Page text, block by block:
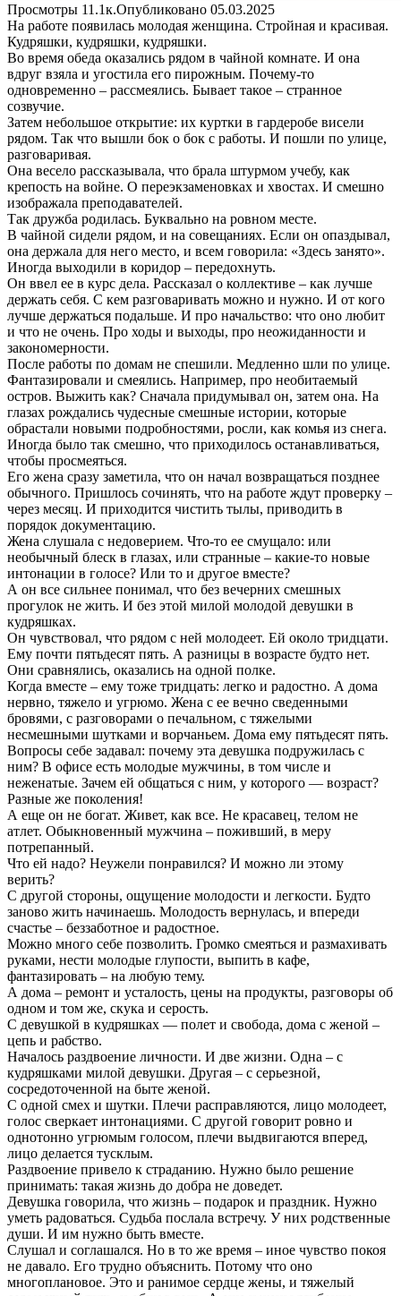
Просмотры 11.1к.Опубликовано 05.03.2025
На работе появилась молодая женщина. Стройная и красивая.
Кудряшки, кудряшки, кудряшки.
Во время обеда оказались рядом в чайной комнате. И она
вдруг взяла и угостила его пирожным. Почему-то
одновременно – рассмеялись. Бывает такое – странное
созвучие.
Затем небольшое открытие: их куртки в гардеробе висели
рядом. Так что вышли бок о бок с работы. И пошли по улице,
разговаривая.
Она весело рассказывала, что брала штурмом учебу, как
крепость на войне. О переэкзаменовках и хвостах. И смешно
изображала преподавателей.
Так дружба родилась. Буквально на ровном месте.
В чайной сидели рядом, и на совещаниях. Если он опаздывал,
она держала для него место, и всем говорила: «Здесь занято».
Иногда выходили в коридор – передохнуть.
Он ввел ее в курс дела. Рассказал о коллективе – как лучше
держать себя. С кем разговаривать можно и нужно. И от кого
лучше держаться подальше. И про начальство: что оно любит
и что не очень. Про ходы и выходы, про неожиданности и
закономерности.
После работы по домам не спешили. Медленно шли по улице.
Фантазировали и смеялись. Например, про необитаемый
остров. Выжить как? Сначала придумывал он, затем она. На
глазах рождались чудесные смешные истории, которые
обрастали новыми подробностями, росли, как комья из снега.
Иногда было так смешно, что приходилось останавливаться,
чтобы просмеяться.
Его жена сразу заметила, что он начал возвращаться позднее
обычного. Пришлось сочинять, что на работе ждут проверку –
через месяц. И приходится чистить тылы, приводить в
порядок документацию.
Жена слушала с недоверием. Что-то ее смущало: или
необычный блеск в глазах, или странные – какие-то новые
интонации в голосе? Или то и другое вместе?
А он все сильнее понимал, что без вечерних смешных
прогулок не жить. И без этой милой молодой девушки в
кудряшках.
Он чувствовал, что рядом с ней молодеет. Ей около тридцати.
Ему почти пятьдесят пять. А разницы в возрасте будто нет.
Они сравнялись, оказались на одной полке.
Когда вместе – ему тоже тридцать: легко и радостно. А дома
нервно, тяжело и угрюмо. Жена с ее вечно сведенными
бровями, с разговорами о печальном, с тяжелыми
несмешными шутками и ворчаньем. Дома ему пятьдесят пять.
Вопросы себе задавал: почему эта девушка подружилась с
ним? В офисе есть молодые мужчины, в том числе и
неженатые. Зачем ей общаться с ним, у которого — возраст?
Разные же поколения!
А еще он не богат. Живет, как все. Не красавец, телом не
атлет. Обыкновенный мужчина – поживший, в меру
потрепанный.
Что ей надо? Неужели понравился? И можно ли этому
верить?
С другой стороны, ощущение молодости и легкости. Будто
заново жить начинаешь. Молодость вернулась, и впереди
счастье – беззаботное и радостное.
Можно много себе позволить. Громко смеяться и размахивать
руками, нести молодые глупости, выпить в кафе,
фантазировать – на любую тему.
А дома – ремонт и усталость, цены на продукты, разговоры об
одном и том же, скука и серость.
С девушкой в кудряшках — полет и свобода, дома с женой –
цепь и рабство.
Началось раздвоение личности. И две жизни. Одна – с
кудряшками милой девушки. Другая – с серьезной,
сосредоточенной на быте женой.
С одной смех и шутки. Плечи расправляются, лицо молодеет,
голос сверкает интонациями. С другой говорит ровно и
однотонно угрюмым голосом, плечи выдвигаются вперед,
лицо делается тусклым.
Раздвоение привело к страданию. Нужно было решение
принимать: такая жизнь до добра не доведет.
Девушка говорила, что жизнь – подарок и праздник. Нужно
уметь радоваться. Судьба послала встречу. У них родственные
души. И им нужно быть вместе.
Слушал и соглашался. Но в то же время – иное чувство покоя
не давало. Его трудно объяснить. Потому что оно
многоплановое. Это и ранимое сердце жены, и тяжелый